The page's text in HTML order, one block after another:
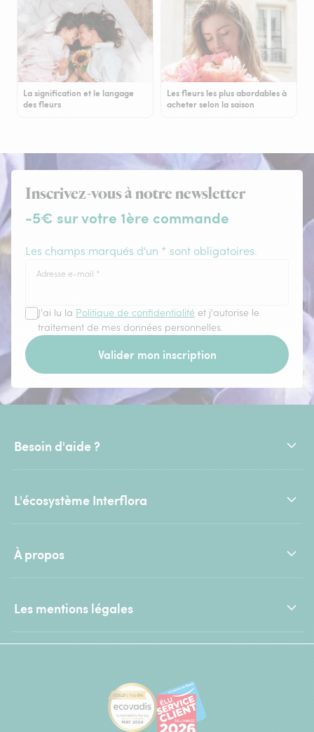
La signification et le langage
des fleurs
Les fleurs les plus abordables à
acheter selon la saison
Inscrivez-vous à notre newsletter
-5€ sur votre 1ère commande
Les champs marqués d'un * sont obligatoires.
Adresse e-mail *
J'ai lu la Politique de confidentialité et j'autorise le
traitement de mes données personnelles.
Valider mon inscription
Besoin d'aide ?
L'écosystème Interflora
À propos
Les mentions légales